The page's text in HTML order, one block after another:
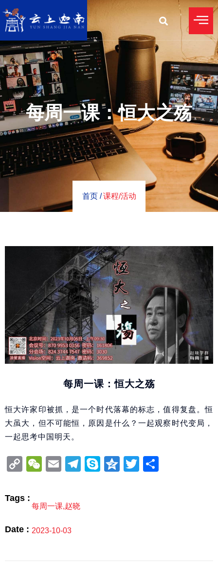
每周一课：恒大之殇
首页 / 课程/活动
每周一课：恒大之殇
恒大许家印被抓，是一个时代落幕的标志，值得复盘。恒
大虽大，但不可能恒，原因是什么？一起观察时代变局，
一起思考中国明天。
CopyWeChat
EmailTelegram
SkypeQzoneTwitter
Tags :
每周一课,赵晓
Date : 2023-10-03